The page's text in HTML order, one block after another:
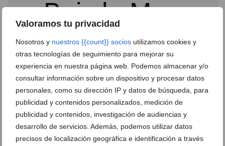
Valoramos tu privacidad
Nosotros y nuestros {{count}} socios utilizamos cookies y
otras tecnologías de seguimiento para mejorar su
experiencia en nuestra página web. Podemos almacenar y/o
consultar información sobre un dispositivo y procesar datos
personales, como su dirección IP y datos de búsqueda, para
publicidad y contenidos personalizados, medición de
publicidad y contenidos, investigación de audiencias y
desarrollo de servicios. Además, podemos utilizar datos
precisos de localización geográfica e identificación a través
La Falla Baix la Mar basa en la taifa de Dénia sus
celebraciones del 9 d’Octubre